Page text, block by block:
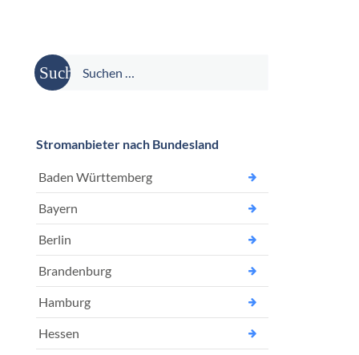
Suche
nach:
Stromanbieter nach Bundesland
Baden Württemberg
Bayern
Berlin
Brandenburg
Hamburg
Hessen